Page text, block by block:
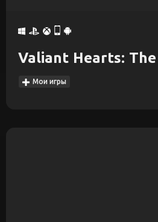
Valiant Hearts:
Мои игры